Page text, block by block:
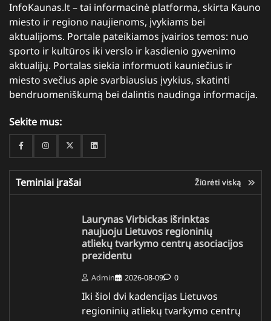
InfoKaunas.lt – tai informacinė platforma, skirta Kauno
miesto ir regiono naujienoms, įvykiams bei
aktualijoms. Portale pateikiamos įvairios temos: nuo
sporto ir kultūros iki verslo ir kasdienio gyvenimo
aktualijų. Portalas siekia informuoti kauniečius ir
miesto svečius apie svarbiausius įvykius, skatinti
bendruomeniškumą bei dalintis naudinga informacija.
Sekite mus:
FacebookInstagramTwitterLinkedin
Teminiai įrašai Žiūrėti viską
Laurynas Virbickas išrinktas
naujuoju Lietuvos regioninių
atliekų tvarkymo centrų asociacijos
prezidentu
Admin 2026-08-09 0
Iki šiol dvi kadencijas Lietuvos
regioninių atliekų tvarkymo centrų